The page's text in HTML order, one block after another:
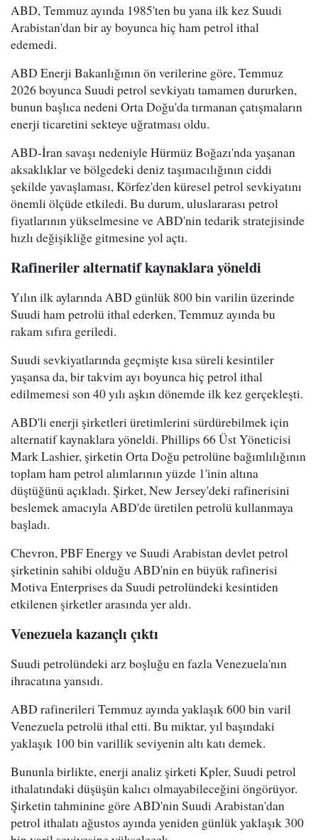
ABD, Temmuz ayında 1985'ten bu yana ilk kez Suudi
Arabistan'dan bir ay boyunca hiç ham petrol ithal
edemedi.
ABD Enerji Bakanlığının ön verilerine göre, Temmuz
2026 boyunca Suudi petrol sevkiyatı tamamen dururken,
bunun başlıca nedeni Orta Doğu'da tırmanan çatışmaların
enerji ticaretini sekteye uğratması oldu.
ABD-İran savaşı nedeniyle Hürmüz Boğazı'nda yaşanan
aksaklıklar ve bölgedeki deniz taşımacılığının ciddi
şekilde yavaşlaması, Körfez'den küresel petrol sevkiyatını
önemli ölçüde etkiledi. Bu durum, uluslararası petrol
fiyatlarının yükselmesine ve ABD'nin tedarik stratejisinde
hızlı değişikliğe gitmesine yol açtı.
Rafineriler alternatif kaynaklara yöneldi
Yılın ilk aylarında ABD günlük 800 bin varilin üzerinde
Suudi ham petrolü ithal ederken, Temmuz ayında bu
rakam sıfıra geriledi.
Suudi sevkiyatlarında geçmişte kısa süreli kesintiler
yaşansa da, bir takvim ayı boyunca hiç petrol ithal
edilmemesi son 40 yılı aşkın dönemde ilk kez gerçekleşti.
ABD'li enerji şirketleri üretimlerini sürdürebilmek için
alternatif kaynaklara yöneldi. Phillips 66 Üst Yöneticisi
Mark Lashier, şirketin Orta Doğu petrolüne bağımlılığının
toplam ham petrol alımlarının yüzde 1'inin altına
düştüğünü açıkladı. Şirket, New Jersey'deki rafinerisini
beslemek amacıyla ABD'de üretilen petrolü kullanmaya
başladı.
Chevron, PBF Energy ve Suudi Arabistan devlet petrol
şirketinin sahibi olduğu ABD'nin en büyük rafinerisi
Motiva Enterprises da Suudi petrolündeki kesintiden
etkilenen şirketler arasında yer aldı.
Venezuela kazançlı çıktı
Suudi petrolündeki arz boşluğu en fazla Venezuela'nın
ihracatına yansıdı.
ABD rafinerileri Temmuz ayında yaklaşık 600 bin varil
Venezuela petrolü ithal etti. Bu miktar, yıl başındaki
yaklaşık 100 bin varillik seviyenin altı katı demek.
Bununla birlikte, enerji analiz şirketi Kpler, Suudi petrol
ithalatındaki düşüşün kalıcı olmayabileceğini öngörüyor.
Şirketin tahminine göre ABD'nin Suudi Arabistan'dan
petrol ithalatı ağustos ayında yeniden günlük yaklaşık 300